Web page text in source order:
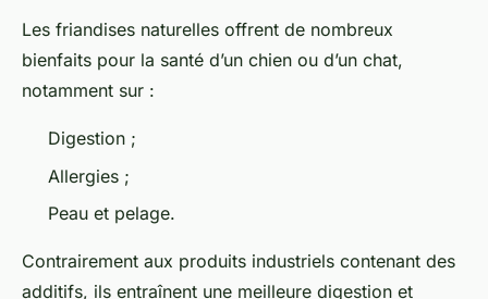
Les friandises naturelles offrent de nombreux
bienfaits pour la santé d’un chien ou d’un chat,
notamment sur :
Digestion ;
Allergies ;
Peau et pelage.
Contrairement aux produits industriels contenant des
additifs, ils entraînent une meilleure digestion et